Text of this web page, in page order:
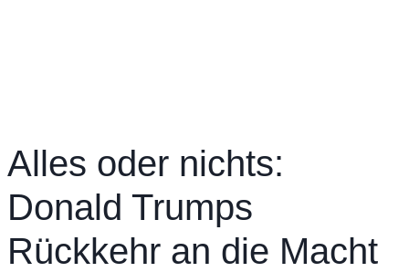
Alles oder nichts:
Donald Trumps
Rückkehr an die Macht